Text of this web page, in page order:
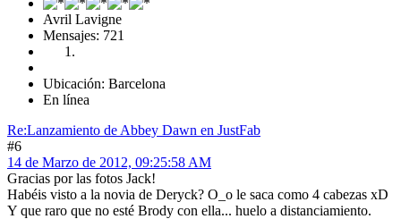
Avril Lavigne
Mensajes: 721
Ubicación: Barcelona
En línea
Re:Lanzamiento de Abbey Dawn en JustFab
#6
14 de Marzo de 2012, 09:25:58 AM
Gracias por las fotos Jack!
Habéis visto a la novia de Deryck? O_o le saca como 4 cabezas xD
Y que raro que no esté Brody con ella... huelo a distanciamiento.